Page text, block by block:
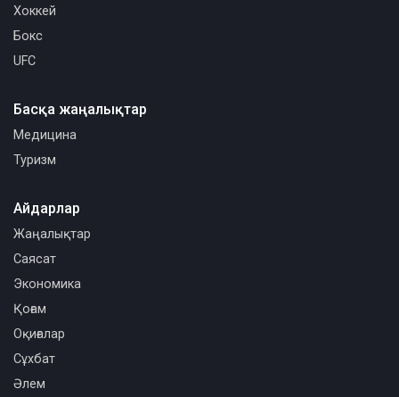
Хоккей
Бокс
UFC
Басқа жаңалықтар
Медицина
Туризм
Айдарлар
Жаңалықтар
Саясат
Экономика
Қоғам
Оқиғалар
Сұхбат
Әлем